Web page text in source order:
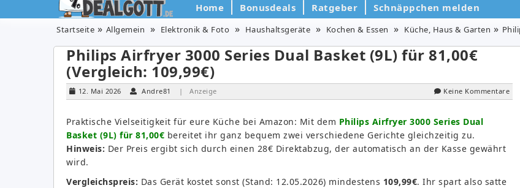
Home Bonusdeals Ratgeber Schnäppchen melden
Startseite Allgemein Elektronik & Foto Haushaltsgeräte Kochen & Essen Küche, Haus & Garten
Philips Airfryer 3000 Series Dual Basket (9L) für 81,00€
(Vergleich: 109,99€)
12. Mai 2026 Andre81 | Anzeige Keine Kommentare
Praktische Vielseitigkeit für eure Küche bei Amazon: Mit dem Philips Airfryer 3000 Series Dual
Basket (9L) für 81,00€ bereitet ihr ganz bequem zwei verschiedene Gerichte gleichzeitig zu.
Hinweis: Der Preis ergibt sich durch einen 28€ Direktabzug, der automatisch an der Kasse gewährt
wird.
Vergleichspreis: Das Gerät kostet sonst (Stand: 12.05.2026) mindestens 109,99€. Ihr spart also satte